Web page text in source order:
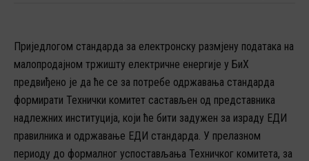
ДОКУМЕНТИ ЕДИ СТАНДАРДА
ПОСЛОВНИ ПРОЦЕСИ
ШЕМЕ XML ПОРУКА
КОРИСНИ ЛИНКОВИ
Приједлогом стандарда за електронску размјену података на
малопродајном тржишту електричне енергије у БиХ
предвиђено је да ће се за потребе одржавања стандарда
формирати Технички комитет састављен од представника
надлежних институција, који ће бити задужен за израду ЕДИ
правилника и одржавање ЕДИ стандарда. У прелазном
периоду до формалног успостављања Техничког комитета, за